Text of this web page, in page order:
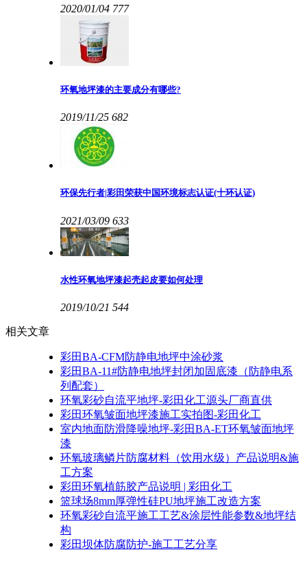
2020/01/04 777
环氧地坪漆的主要成分有哪些?
2019/11/25 682
环保先行者|彩田荣获中国环境标志认证(十环认证)
2021/03/09 633
水性环氧地坪漆起壳起皮要如何处理
2019/10/21 544
相关文章
彩田BA-CFM防静电地坪中涂砂浆
彩田BA-11#防静电地坪封闭加固底漆（防静电系
列配套）
环氧彩砂自流平地坪-彩田化工源头厂商直供
彩田环氧皱面地坪漆施工实拍图-彩田化工
室内地面防滑降噪地坪-彩田BA-ET环氧皱面地坪
漆
环氧玻璃鳞片防腐材料（饮用水级）产品说明&施
工方案
彩田环氧植筋胶产品说明 | 彩田化工
篮球场8mm厚弹性硅PU地坪施工改造方案
环氧彩砂自流平施工工艺&涂层性能参数&地坪结
构
彩田坝体防腐防护-施工工艺分享